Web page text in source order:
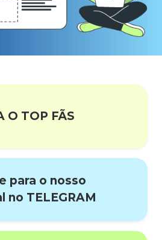
O TOP FÃS
para o nosso
no TELEGRAM